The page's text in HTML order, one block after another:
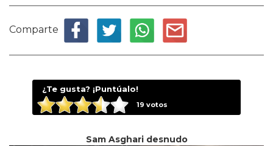
Comparte
¿Te gusta? ¡Puntúalo!
19 votos
Sam Asghari desnudo